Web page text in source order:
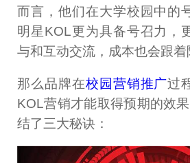
而言，他们在大学校园中的
明星KOL更为具备号召力，
与和互动交流，成本也会跟着
那么品牌在校园营销推广过
KOL营销才能取得预期的效
结了三大秘诀：